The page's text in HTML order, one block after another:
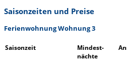
Saisonzeiten und Preise
Ferienwohnung Wohnung 3
Saisonzeit
Mindest-
nächte